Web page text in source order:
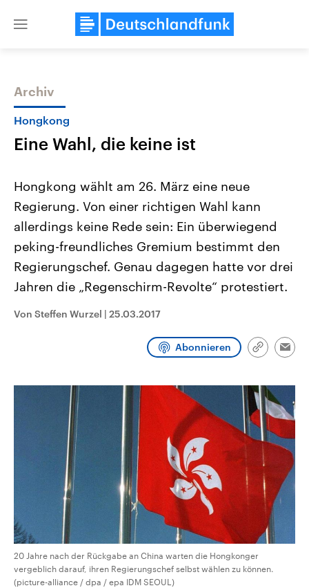
Close
Themen
Landtagswahl Sachsen-Anhalt
2026
Alle Informationen
Sachsen-Anhalt wählt am 6.
September 2026 einen neuen
Landtag. Seit 2021 wird das
Bundesland von einer Koalition aus
CDU, SPD und FDP regiert.-
Wahlprogramme, aktuelle Berichte
und Hintergründe zu den Parteien
USA
Aktuelle Beiträge,
Hintergründe
Wirtschaftlich und
gehören die Vereinigten
den mächtigsten Ländern
Programm Podcasts
Audio-Archiv
Archiv
Hongkong
Eine Wahl, die keine ist
Hongkong wählt am 26. März eine neue
Regierung. Von einer richtigen Wahl kann
allerdings keine Rede sein: Ein überwiegend
peking-freundliches Gremium bestimmt den
Regierungschef. Genau dagegen hatte vor drei
Jahren die „Regenschirm-Revolte“ protestiert.
Von Steffen Wurzel | 25.03.2017
Abonnieren
Link
20 Jahre nach der Rückgabe an China warten die Hongkonger
vergeblich darauf, ihren Regierungschef selbst wählen zu können.
(picture-alliance / dpa / epa IDM SEOUL)